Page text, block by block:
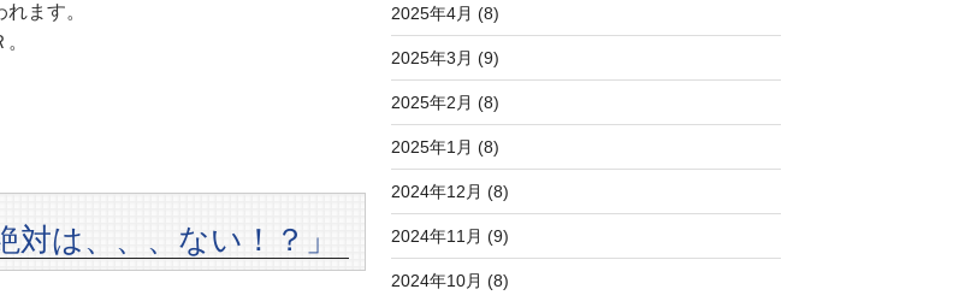
ます。
は、、、ない！？」
2025年4月 (8)
2025年3月 (9)
2025年2月 (8)
2025年1月 (8)
2024年12月 (8)
2024年11月 (9)
2024年10月 (8)